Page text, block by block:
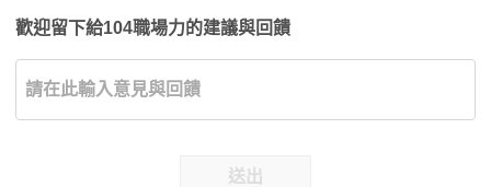
歡迎留下給104職場力的建議與回饋
送出